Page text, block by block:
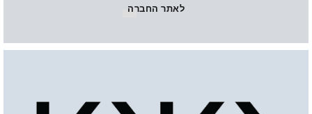
לאתר החברה